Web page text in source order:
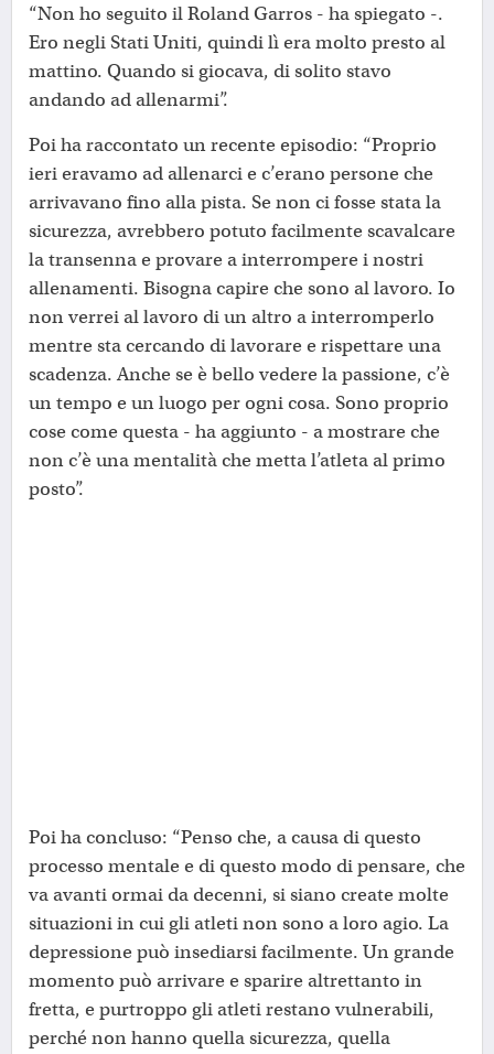
“Non ho seguito il Roland Garros - ha spiegato -.
Ero negli Stati Uniti, quindi lì era molto presto al
mattino. Quando si giocava, di solito stavo
andando ad allenarmi”.
Poi ha raccontato un recente episodio: “Proprio
ieri eravamo ad allenarci e c’erano persone che
arrivavano fino alla pista. Se non ci fosse stata la
sicurezza, avrebbero potuto facilmente scavalcare
la transenna e provare a interrompere i nostri
allenamenti. Bisogna capire che sono al lavoro. Io
non verrei al lavoro di un altro a interromperlo
mentre sta cercando di lavorare e rispettare una
scadenza. Anche se è bello vedere la passione, c’è
un tempo e un luogo per ogni cosa. Sono proprio
cose come questa - ha aggiunto - a mostrare che
non c’è una mentalità che metta l’atleta al primo
posto”.
Poi ha concluso: “Penso che, a causa di questo
processo mentale e di questo modo di pensare, che
va avanti ormai da decenni, si siano create molte
situazioni in cui gli atleti non sono a loro agio. La
depressione può insediarsi facilmente. Un grande
momento può arrivare e sparire altrettanto in
fretta, e purtroppo gli atleti restano vulnerabili,
perché non hanno quella sicurezza, quella